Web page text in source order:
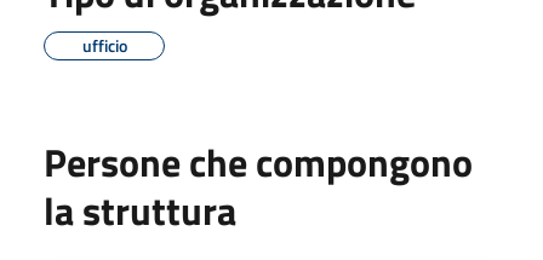
ufficio
Persone che compongono
la struttura